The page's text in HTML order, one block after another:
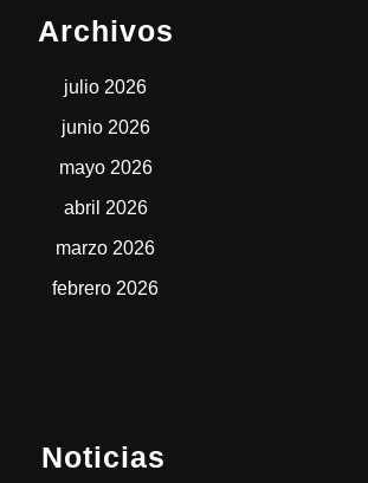
Archivos
julio 2026
junio 2026
mayo 2026
abril 2026
marzo 2026
febrero 2026
Noticias